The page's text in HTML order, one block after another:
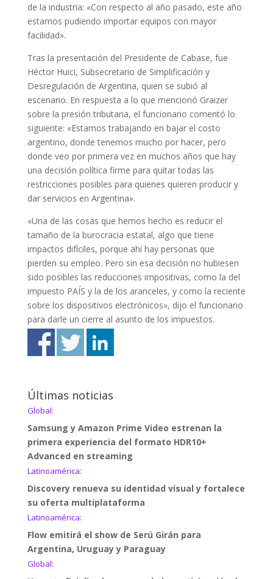
de la industria: «Con respecto al año pasado, este año
estamos pudiendo importar equipos con mayor
facilidad».
Tras la presentación del Presidente de Cabase, fue
Héctor Huici, Subsecretario de Simplificación y
Desregulación de Argentina, quien se subió al
escenario. En respuesta a lo que mencionó Graizer
sobre la presión tributaria, el funcionario comentó lo
siguiente: «Estamos trabajando en bajar el costo
argentino, donde tenemos mucho por hacer, pero
donde veo por primera vez en muchos años que hay
una decisión política firme para quitar todas las
restricciones posibles para quienes quieren producir y
dar servicios en Argentina».
«Una de las cosas que hemos hecho es reducir el
tamaño de la burocracia estatal, algo que tiene
impactos difíciles, porque ahí hay personas que
pierden su empleo. Pero sin esa decisión no hubiesen
sido posibles las reducciones impositivas, como la del
impuesto PAÍS y la de los aranceles, y como la reciente
sobre los dispositivos electrónicos», dijo el funcionario
para darle un cierre al asunto de los impuestos.
Últimas noticias
Global:
Samsung y Amazon Prime Video estrenan la
primera experiencia del formato HDR10+
Advanced en streaming
Latinoamérica:
Discovery renueva su identidad visual y fortalece
su oferta multiplataforma
Latinoamérica:
Flow emitirá el show de Serú Girán para
Argentina, Uruguay y Paraguay
Global: